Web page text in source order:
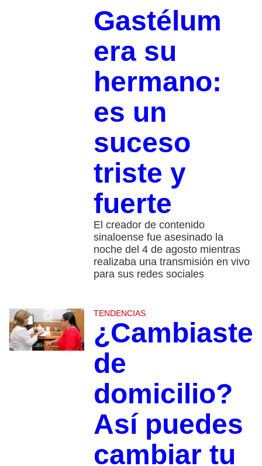
Gastélum
era su
hermano:
es un
suceso
triste y
fuerte
El creador de contenido
sinaloense fue asesinado la
noche del 4 de agosto mientras
realizaba una transmisión en vivo
para sus redes sociales
TENDENCIAS
¿Cambiaste
de
domicilio?
Así puedes
cambiar tu